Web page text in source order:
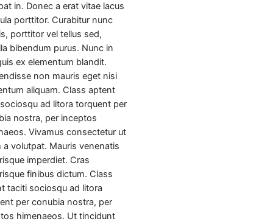
in. Donec a erat vitae lacus
porttitor. Curabitur nunc
porttitor vel tellus sed,
bibendum purus. Nunc in
ex elementum blandit.
non mauris eget nisi
aliquam. Class aptent
ad litora torquent per
nostra, per inceptos
Vivamus consectetur ut
a volutpat. Mauris venenatis
imperdiet. Cras
finibus dictum. Class
taciti sociosqu ad litora
per conubia nostra, per
himenaeos. Ut tincidunt